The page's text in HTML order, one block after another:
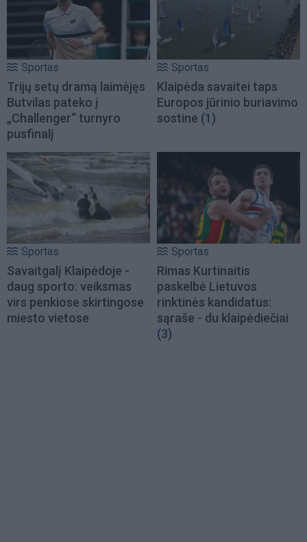
Sportas
Trijų setų dramą laimėjęs
Butvilas pateko į
„Challenger“ turnyro
pusfinalį
Sportas
Klaipėda savaitei taps
Europos jūrinio buriavimo
sostine (1)
Sportas
Savaitgalį Klaipėdoje -
daug sporto: veiksmas
virs penkiose skirtingose
miesto vietose
Sportas
Rimas Kurtinaitis
paskelbė Lietuvos
rinktinės kandidatus:
sąraše - du klaipėdiečiai
(3)